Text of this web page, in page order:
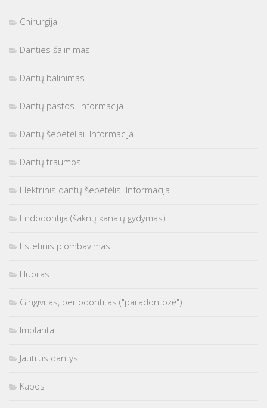
Chirurgija
Danties šalinimas
Dantų balinimas
Dantų pastos. Informacija
Dantų šepetėliai. Informacija
Dantų traumos
Elektrinis dantų šepetėlis. Informacija
Endodontija (šaknų kanalų gydymas)
Estetinis plombavimas
Fluoras
Gingivitas, periodontitas ("paradontozė")
Implantai
Jautrūs dantys
Kapos